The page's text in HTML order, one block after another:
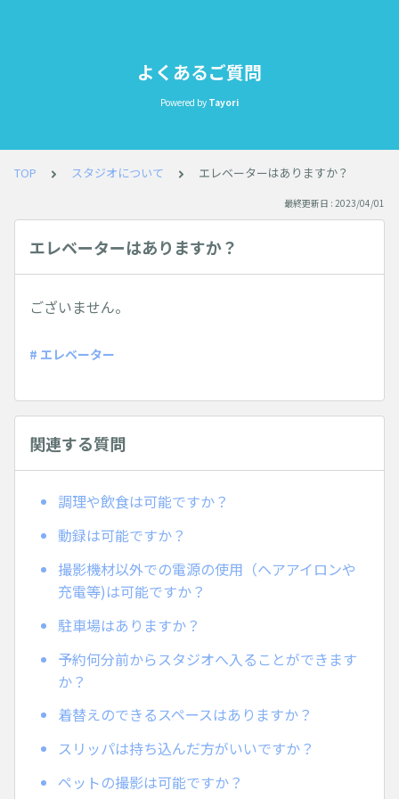
よくあるご質問
Powered by Tayori
TOP スタジオについて エレベーターはありますか？
最終更新日 : 2023/04/01
エレベーターはありますか？
ございません。
# エレベーター
関連する質問
調理や飲食は可能ですか？
動録は可能ですか？
撮影機材以外での電源の使用（ヘアアイロンや
充電等)は可能ですか？
駐車場はありますか？
予約何分前からスタジオへ入ることができます
か？
着替えのできるスペースはありますか？
スリッパは持ち込んだ方がいいですか？
ペットの撮影は可能ですか？